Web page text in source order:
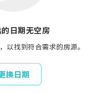
日期无空房
以找到符合需求的房源。
换日期